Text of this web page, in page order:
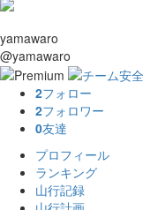
yamawaro
@yamawaro
2フォロー
2フォロワー
0友達
プロフィール
ランキング
山行記録